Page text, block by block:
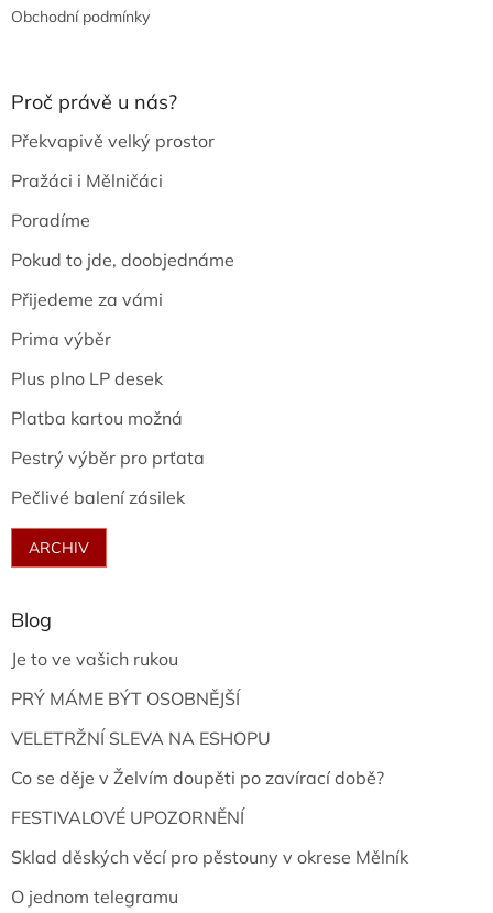
Obchodní podmínky
Proč právě u nás?
Překvapivě velký prostor
Pražáci i Mělničáci
Poradíme
Pokud to jde, doobjednáme
Přijedeme za vámi
Prima výběr
Plus plno LP desek
Platba kartou možná
Pestrý výběr pro prťata
Pečlivé balení zásilek
ARCHIV
Blog
Je to ve vašich rukou
PRÝ MÁME BÝT OSOBNĚJŠÍ
VELETRŽNÍ SLEVA NA ESHOPU
Co se děje v Želvím doupěti po zavírací době?
FESTIVALOVÉ UPOZORNĚNÍ
Sklad děských věcí pro pěstouny v okrese Mělník
O jednom telegramu